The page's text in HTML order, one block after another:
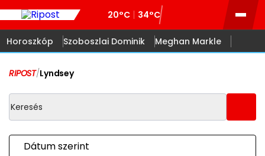
20°C 34°C
Horoszkóp Szoboszlai Dominik Meghan Markle
RIPOST/Lyndsey
Dátum szerint